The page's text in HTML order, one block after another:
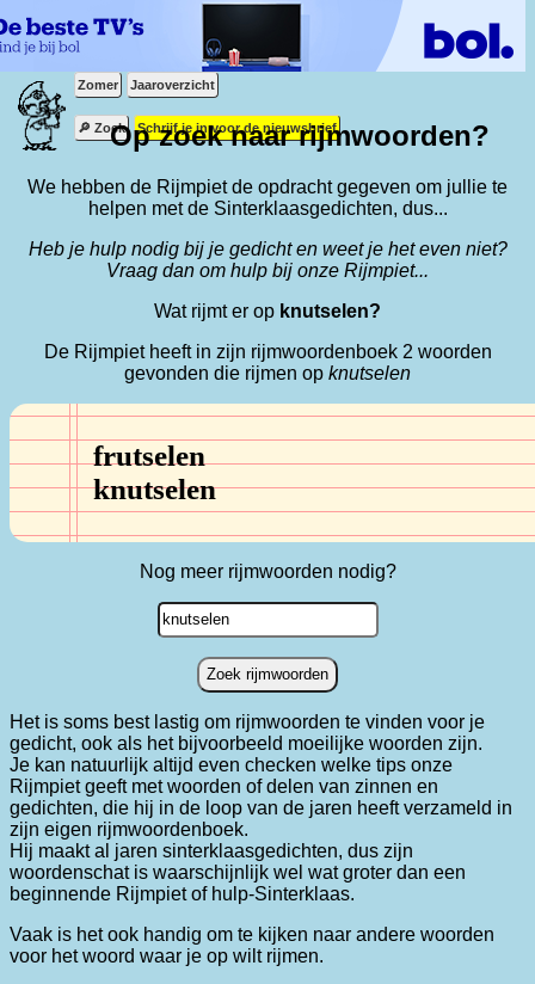
Zomer Jaaroverzicht
🔎 Zoek Schrijf je in voor de nieuwsbrief
Op zoek naar rijmwoorden?
We hebben de Rijmpiet de opdracht gegeven om jullie te
helpen met de Sinterklaasgedichten, dus...
Heb je hulp nodig bij je gedicht en weet je het even niet?
Vraag dan om hulp bij onze Rijmpiet...
Wat rijmt er op knutselen?
De Rijmpiet heeft in zijn rijmwoordenboek 2 woorden
gevonden die rijmen op knutselen
frutselen
knutselen
Nog meer rijmwoorden nodig?
Zoek rijmwoorden
Het is soms best lastig om rijmwoorden te vinden voor je
gedicht, ook als het bijvoorbeeld moeilijke woorden zijn.
Je kan natuurlijk altijd even checken welke tips onze
Rijmpiet geeft met woorden of delen van zinnen en
gedichten, die hij in de loop van de jaren heeft verzameld in
zijn eigen rijmwoordenboek.
Hij maakt al jaren sinterklaasgedichten, dus zijn
woordenschat is waarschijnlijk wel wat groter dan een
beginnende Rijmpiet of hulp-Sinterklaas.
Vaak is het ook handig om te kijken naar andere woorden
voor het woord waar je op wilt rijmen.